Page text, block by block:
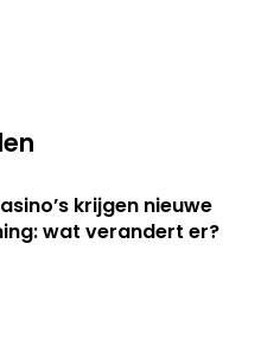
krijgen nieuwe
wat verandert er?